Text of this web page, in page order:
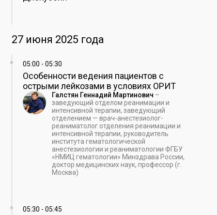
27 июня 2025 года
05:00 - 05:30
Особенности ведения пациентов с
острыми лейкозами в условиях ОРИТ
Галстян Геннадий Мартинович –
заведующий отделом реанимации и
интенсивной терапии, заведующий
отделением — врач-анестезиолог-
реаниматолог отделения реанимации и
интенсивной терапии, руководитель
института гематологической
анестезиологии и реаниматологии ФГБУ
«НМИЦ гематологии» Минздрава России,
доктор медицинских наук, профессор (г.
Москва)
05:30 - 05:45